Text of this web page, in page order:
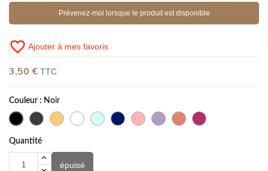
Prévenez-moi lorsque le produit est disponible
favorite_border Ajouter à mes favoris
3,50 € TTC
Couleur : Noir
Quantité
épuisé